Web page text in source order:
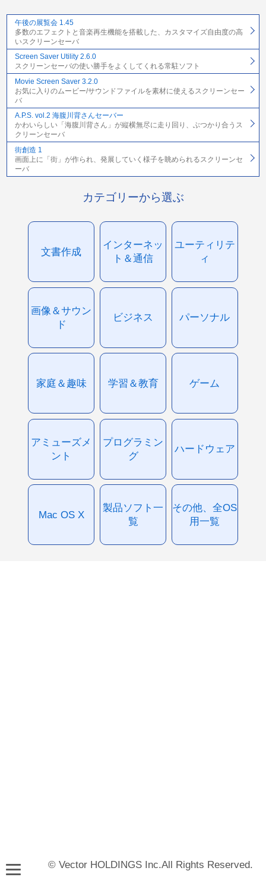
午後の展覧会 1.45
多数のエフェクトと音楽再生機能を搭載した、カスタマイズ自由度の高
いスクリーンセーバ
Screen Saver Utility 2.6.0
スクリーンセーバの使い勝手をよくしてくれる常駐ソフト
Movie Screen Saver 3.2.0
お気に入りのムービー/サウンドファイルを素材に使えるスクリーンセー
バ
A.P.S. vol.2 海腹川背さんセーバー
かわいらしい「海腹川背さん」が縦横無尽に走り回り、ぶつかり合うス
クリーンセーバ
街創造 1
画面上に「街」が作られ、発展していく様子を眺められるスクリーンセ
ーバ
カテゴリーから選ぶ
文書作成
インターネッ
ト＆通信
ユーティリテ
ィ
画像＆サウン
ド
ビジネス パーソナル
家庭＆趣味 学習＆教育 ゲーム
アミューズメ
ント
プログラミン
グ
ハードウェア
Mac OS X
製品ソフト一
覧
その他、全OS
用一覧
© Vector HOLDINGS Inc.All Rights Reserved.